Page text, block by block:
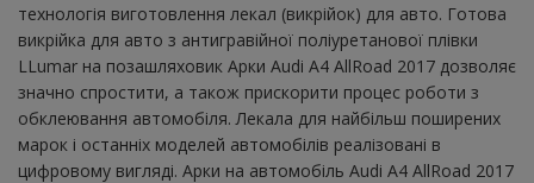
технологія виготовлення лекал (викрійок) для авто. Готова
викрійка для авто з антигравійної поліуретанової плівки
LLumar на позашляховик Арки Audi A4 AllRoad 2017 дозволяє
значно спростити, а також прискорити процес роботи з
обклеювання автомобіля. Лекала для найбільш поширених
марок і останніх моделей автомобілів реалізовані в
цифровому вигляді. Арки на автомобіль Audi A4 AllRoad 2017